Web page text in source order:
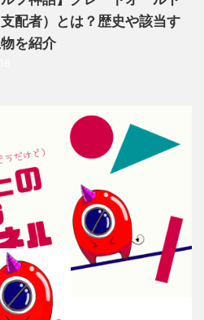
配者）とは？歴史や該当す
を紹介